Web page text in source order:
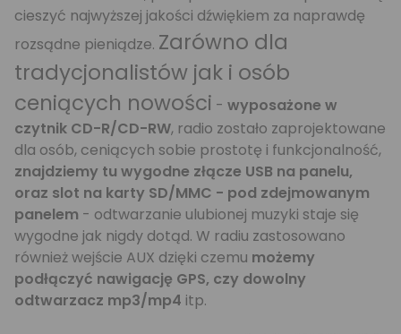
cieszyć najwyższej jakości dźwiękiem za naprawdę
rozsądne pieniądze. Zarówno dla
tradycjonalistów jak i osób
ceniących nowości - wyposażone w
czytnik CD-R/CD-RW, radio zostało zaprojektowane
dla osób, ceniących sobie prostotę i funkcjonalność,
znajdziemy tu wygodne złącze USB na panelu,
oraz slot na karty SD/MMC - pod zdejmowanym
panelem - odtwarzanie ulubionej muzyki staje się
wygodne jak nigdy dotąd. W radiu zastosowano
również wejście AUX dzięki czemu możemy
podłączyć nawigację GPS, czy dowolny
odtwarzacz mp3/mp4 itp.